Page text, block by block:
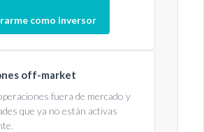
como inversor
off-market
fuera de mercado y
que ya no están activas